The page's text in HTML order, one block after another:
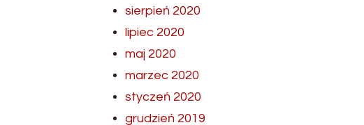
sierpień 2020
lipiec 2020
maj 2020
marzec 2020
styczeń 2020
grudzień 2019